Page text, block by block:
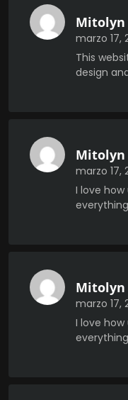
Mitolyn
marzo 17,
This
design
Mitolyn
marzo 17,
I love
Mitolyn
marzo 17,
I love